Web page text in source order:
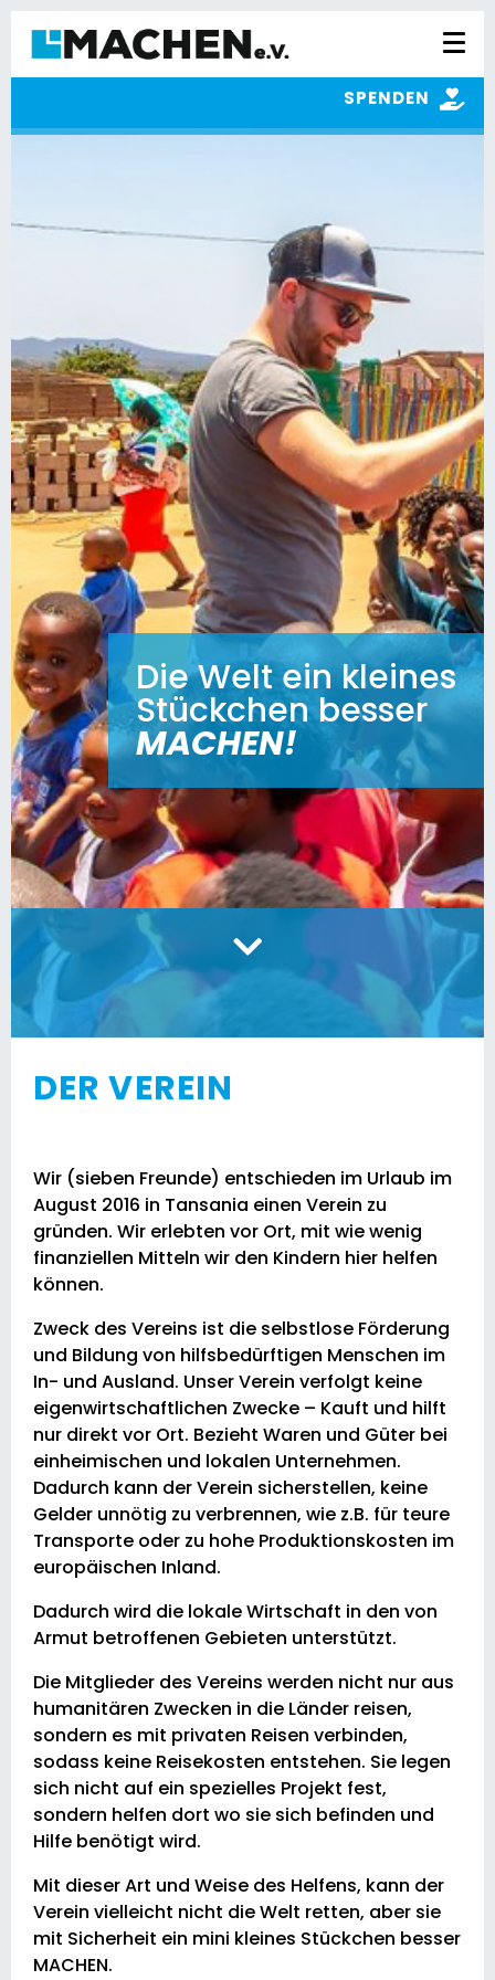
SPENDEN
Die Welt ein kleines
Stückchen besser
MACHEN!
DER VEREIN
Wir (sieben Freunde) entschieden im Urlaub im
August 2016 in Tansania einen Verein zu
gründen. Wir erlebten vor Ort, mit wie wenig
finanziellen Mitteln wir den Kindern hier helfen
können.
Zweck des Vereins ist die selbstlose Förderung
und Bildung von hilfsbedürftigen Menschen im
In- und Ausland. Unser Verein verfolgt keine
eigenwirtschaftlichen Zwecke – Kauft und hilft
nur direkt vor Ort. Bezieht Waren und Güter bei
einheimischen und lokalen Unternehmen.
Dadurch kann der Verein sicherstellen, keine
Gelder unnötig zu verbrennen, wie z.B. für teure
Transporte oder zu hohe Produktionskosten im
europäischen Inland.
Dadurch wird die lokale Wirtschaft in den von
Armut betroffenen Gebieten unterstützt.
Die Mitglieder des Vereins werden nicht nur aus
humanitären Zwecken in die Länder reisen,
sondern es mit privaten Reisen verbinden,
sodass keine Reisekosten entstehen. Sie legen
sich nicht auf ein spezielles Projekt fest,
sondern helfen dort wo sie sich befinden und
Hilfe benötigt wird.
Mit dieser Art und Weise des Helfens, kann der
Verein vielleicht nicht die Welt retten, aber sie
mit Sicherheit ein mini kleines Stückchen besser
MACHEN.